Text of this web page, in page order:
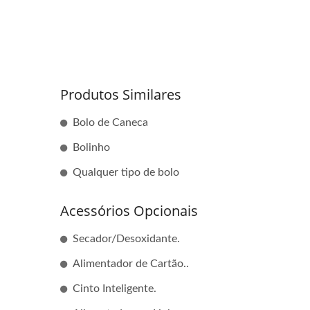
Produtos Similares
Bolo de Caneca
Bolinho
Qualquer tipo de bolo
Acessórios Opcionais
Secador/Desoxidante.
Alimentador de Cartão..
Cinto Inteligente.